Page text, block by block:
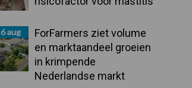
6 aug
ForFarmers ziet volume
en marktaandeel groeien
in krimpende
Nederlandse markt